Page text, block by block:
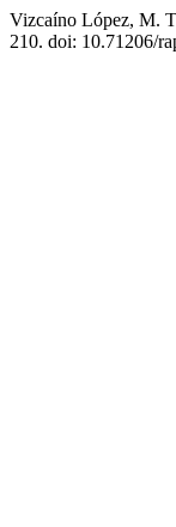
Vizcaíno López, M.
210. doi: 10.71206/